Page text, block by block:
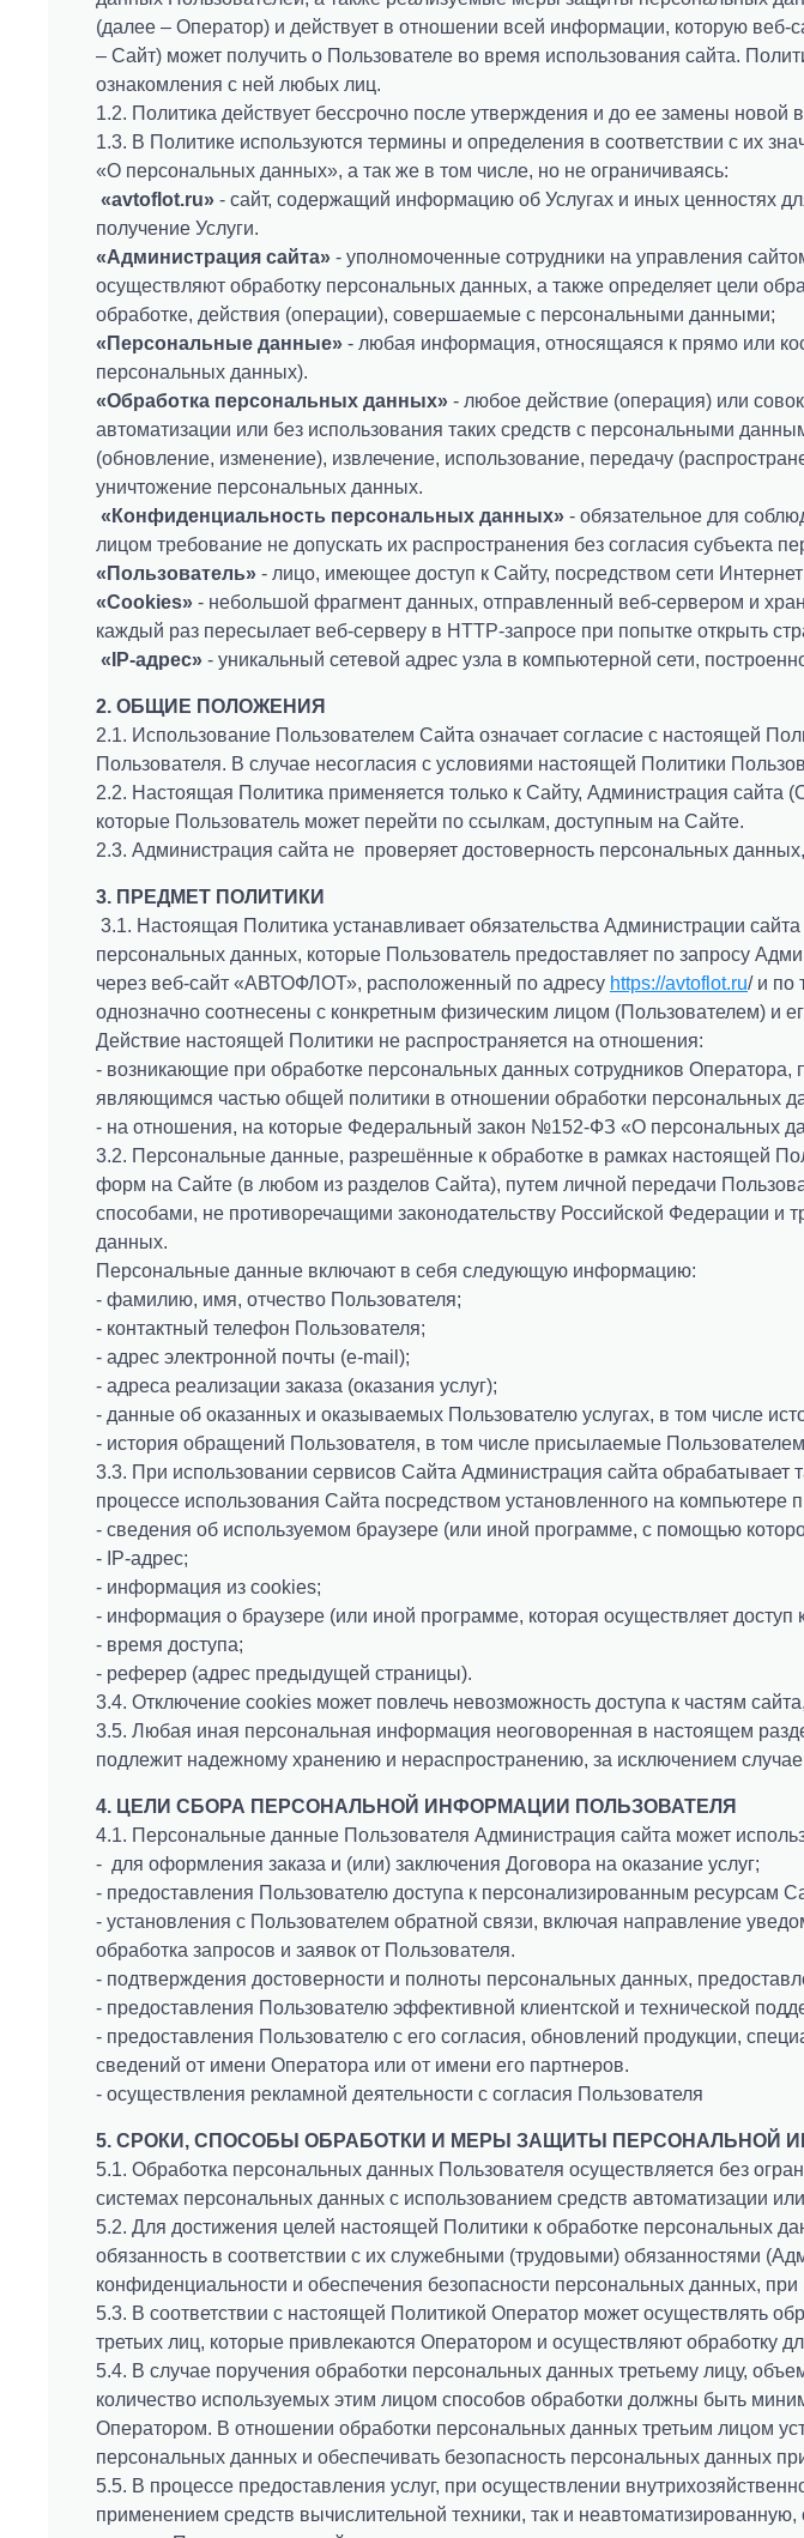
Вакансии
Контакты
Такси
ОПЛАТА-ONLINE
Перевозка мотоцикла
Рефрижераторные перевозки
Экспресс
Сборные грузы
(далее – Оператор) и действует в отношении всей информации, которую
– Сайт) может получить о Пользователе во время использования сайта.
ознакомления с ней любых лиц.
1.2. Политика действует бессрочно после утверждения и до ее замены новой
1.3. В Политике используются термины и определения в соответствии с их
«О персональных данных», а так же в том числе, но не ограничиваясь:
«avtoflot.ru» - сайт, содержащий информацию об Услугах и иных ценностях
получение Услуги.
«Администрация сайта» - уполномоченные сотрудники на управления
осуществляют обработку персональных данных, а также определяет цели
обработке, действия (операции), совершаемые с персональными данными;
«Персональные данные» - любая информация, относящаяся к прямо или
персональных данных).
«Обработка персональных данных» - любое действие (операция) или
автоматизации или без использования таких средств с персональными
(обновление, изменение), извлечение, использование, передачу
уничтожение персональных данных.
«Конфиденциальность персональных данных» - обязательное для
лицом требование не допускать их распространения без согласия субъекта
«Пользователь» - лицо, имеющее доступ к Сайту, посредством сети
«Cookies» - небольшой фрагмент данных, отправленный веб-сервером и
каждый раз пересылает веб-серверу в HTTP-запросе при попытке открыть
«IP-адрес» - уникальный сетевой адрес узла в компьютерной сети,
2. ОБЩИЕ ПОЛОЖЕНИЯ
2.1. Использование Пользователем Сайта означает согласие с настоящей
Пользователя. В случае несогласия с условиями настоящей Политики
2.2. Настоящая Политика применяется только к Сайту, Администрация сайта
которые Пользователь может перейти по ссылкам, доступным на Сайте.
2.3. Администрация сайта не проверяет достоверность персональных
3. ПРЕДМЕТ ПОЛИТИКИ
3.1. Настоящая Политика устанавливает обязательства Администрации
персональных данных, которые Пользователь предоставляет по запросу
через веб-сайт «АВТОФЛОТ», расположенный по адресу https://avtoflot.ru/ и по
однозначно соотнесены с конкретным физическим лицом (Пользователем) и
Действие настоящей Политики не распространяется на отношения:
- возникающие при обработке персональных данных сотрудников
являющимся частью общей политики в отношении обработки персональных
- на отношения, на которые Федеральный закон №152-ФЗ «О персональных
3.2. Персональные данные, разрешённые к обработке в рамках настоящей
форм на Сайте (в любом из разделов Сайта), путем личной передачи
способами, не противоречащими законодательству Российской Федерации
данных.
Персональные данные включают в себя следующую информацию:
- фамилию, имя, отчество Пользователя;
- контактный телефон Пользователя;
- адрес электронной почты (e-mail);
- адреса реализации заказа (оказания услуг);
- данные об оказанных и оказываемых Пользователю услугах, в том числе
- история обращений Пользователя, в том числе присылаемые
3.3. При использовании сервисов Сайта Администрация сайта
процессе использования Сайта посредством установленного на компьютере
- сведения об используемом браузере (или иной программе, с помощью
- IP-адрес;
- информация из cookies;
- информация о браузере (или иной программе, которая осуществляет доступ
- время доступа;
- реферер (адрес предыдущей страницы).
3.4. Отключение cookies может повлечь невозможность доступа к частям
3.5. Любая иная персональная информация неоговоренная в настоящем
подлежит надежному хранению и нераспространению, за исключением
4. ЦЕЛИ СБОРА ПЕРСОНАЛЬНОЙ ИНФОРМАЦИИ ПОЛЬЗОВАТЕЛЯ
4.1. Персональные данные Пользователя Администрация сайта может
- для оформления заказа и (или) заключения Договора на оказание услуг;
- предоставления Пользователю доступа к персонализированным ресурсам
- установления с Пользователем обратной связи, включая направление
обработка запросов и заявок от Пользователя.
- подтверждения достоверности и полноты персональных данных,
- предоставления Пользователю эффективной клиентской и технической
- предоставления Пользователю с его согласия, обновлений продукции,
сведений от имени Оператора или от имени его партнеров.
- осуществления рекламной деятельности с согласия Пользователя
5. СРОКИ, СПОСОБЫ ОБРАБОТКИ И МЕРЫ ЗАЩИТЫ ПЕРСОНАЛЬНОЙ
5.1. Обработка персональных данных Пользователя осуществляется без
системах персональных данных с использованием средств автоматизации
5.2. Для достижения целей настоящей Политики к обработке персональных
обязанность в соответствии с их служебными (трудовыми) обязанностями
конфиденциальности и обеспечения безопасности персональных данных, при
5.3. В соответствии с настоящей Политикой Оператор может осуществлять
третьих лиц, которые привлекаются Оператором и осуществляют обработку
5.4. В случае поручения обработки персональных данных третьему лицу,
количество используемых этим лицом способов обработки должны быть
Оператором. В отношении обработки персональных данных третьим лицом
персональных данных и обеспечивать безопасность персональных данных
5.5. В процессе предоставления услуг, при осуществлении
применением средств вычислительной техники, так и
Выберите город
Москва
Мытищи
Подольск
Ульяновск
Пермь
Саратов
Тольятти
Челябинск
Нижний Новгород
Новосибирск
Ярославль
Екатеринбург
Смоленск
Волгоград
Кемерово
Оплата-online
Имя *
Телефон *
Ваше имя
Ваш телефон
Согласен на обработку
Ваше имя
Ваш телефон
Согласен на обработку
Дата заказа
Фамилия
Имя
Отчество
Ваш телефон
E-mail
Согласен на обработку
Поиск по сайту...
Ваше имя
Ваш телефон
Согласен на обработку
Ваше имя
Электронная почта
+7 (___) ___-__-__
Текст сообщения
Согласен на обработку
Ваше имя
Электронная почта
+7 (___) ___-__-__
Ваш вопрос
Согласен на обработку
Заключить договор
Ваше имя
Ваш телефон
Ваш email
Название компании
Согласен на обработку
Оставить свой отзыв о
Электронная почта
+7 (___) ___-__-__
Текст отзыва
Согласен на обработку
Ваше имя
Ваш телефон
Согласен на обработку